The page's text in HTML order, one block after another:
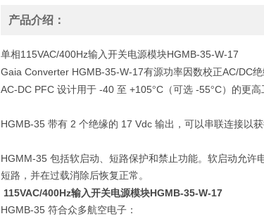
产品介绍：
单相 115VAC/400Hz输入开关电源模块HGMB-35-W-17
Gaia Converter HGMB-35-W-17有源功率因数校正AC/DC
AC-DC PFC 设计用于 -40 至 +105°C （可选 -55°C）的更高
HGMB-35 带有 2 个绝缘的 17 Vdc 输出，可以串联连接以
HGMM-35 包括软启动、短路保护和禁止功能。软启动允许
短路，并在过载消除后恢复正常。
115VAC/400Hz输入开关电源模块HGMB-35-W-17
HGMB-35 符合众多航空电子：